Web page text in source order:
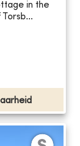
in the